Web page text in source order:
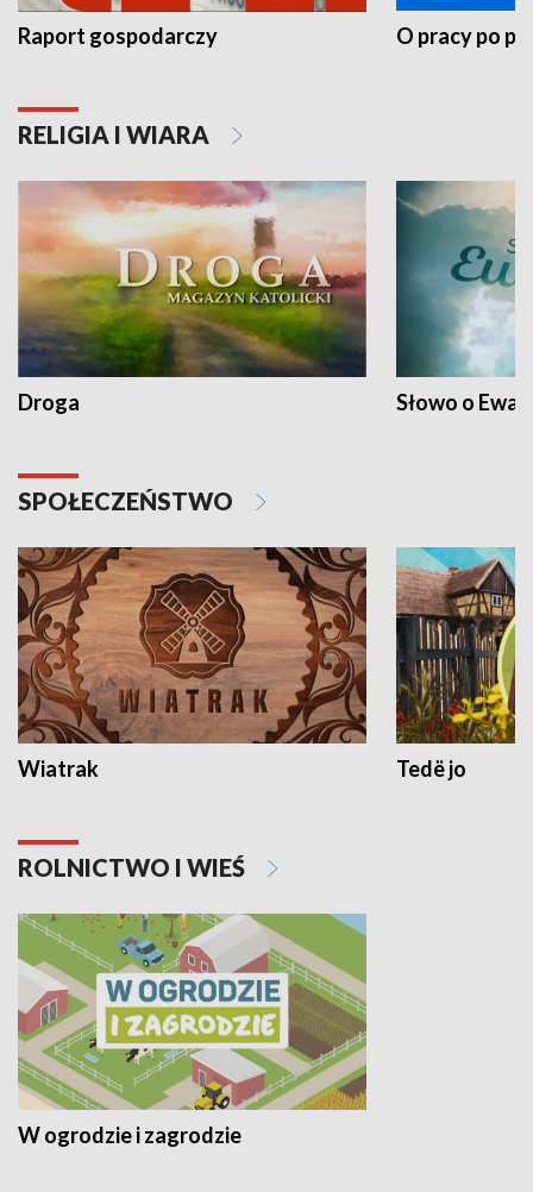
Raport gospodarczy O pracy po
RELIGIA I WIARA
Droga Słowo o
SPOŁECZEŃSTWO
Wiatrak Tedë jo
ROLNICTWO I WIEŚ
W ogrodzie i zagrodzie